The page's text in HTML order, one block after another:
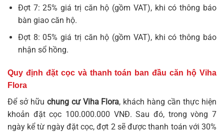
Đợt 7: 25% giá trị căn hộ (gồm VAT), khi có thông báo
bàn giao căn hộ.
Đợt 8: 05% giá trị căn hộ (gồm VAT), khi có thông báo
nhận sổ hồng.
Quy định đặt cọc và thanh toán ban đầu căn hộ Viha
Flora
Để sở hữu chung cư Viha Flora, khách hàng cần thực hiện
khoản đặt cọc 100.000.000 VNĐ. Sau đó, trong vòng 7
ngày kể từ ngày đặt cọc, đợt 2 sẽ được thanh toán với 30%